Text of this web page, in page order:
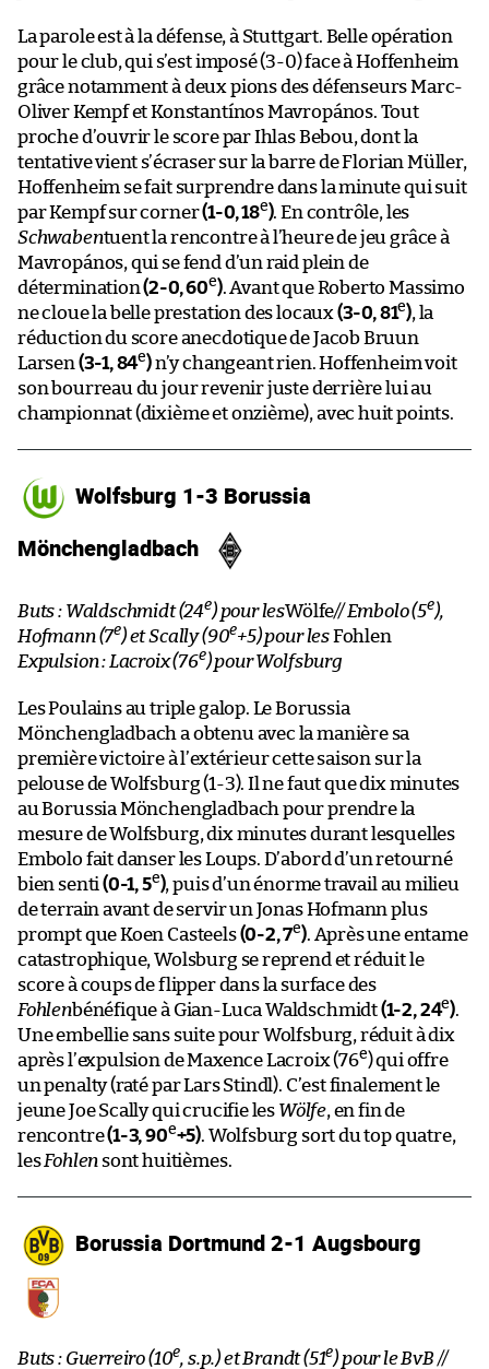
La parole est à la défense, à Stuttgart. Belle opération
pour le club, qui s’est imposé (3-0) face à Hoffenheim
grâce notamment à deux pions des défenseurs Marc-
Oliver Kempf et Konstantínos Mavropános. Tout
proche d’ouvrir le score par Ihlas Bebou, dont la
tentative vient s’écraser sur la barre de Florian Müller,
Hoffenheim se fait surprendre dans la minute qui suit
par Kempf sur corner(1-0, 18e). En contrôle, les
Schwabentuent la rencontre à l’heure de jeu grâce à
Mavropános, qui se fend d’un raid plein de
détermination(2-0, 60e). Avant que Roberto Massimo
ne cloue la belle prestation des locaux (3-0, 81e), la
réduction du score anecdotique de Jacob Bruun
Larsen (3-1, 84e)n’y changeant rien. Hoffenheim voit
son bourreau du jour revenir juste derrière lui au
championnat (dixième et onzième), avec huit points.
Wolfsburg 1-3 Borussia
Mönchengladbach
Buts : Waldschmidt (24e) pour lesWölfe// Embolo (5e),
Hofmann (7e) et Scally (90e+5) pour lesFohlen
Expulsion : Lacroix (76e) pour Wolfsburg
Les Poulains au triple galop. Le Borussia
Mönchengladbach a obtenu avec la manière sa
première victoire à l’extérieur cette saison sur la
pelouse de Wolfsburg (1-3). Il ne faut que dix minutes
au Borussia Mönchengladbach pour prendre la
mesure de Wolfsburg, dix minutes durant lesquelles
Embolo fait danser les Loups. D’abord d’un retourné
bien senti(0-1, 5e), puis d’un énorme travail au milieu
de terrain avant de servir un Jonas Hofmann plus
prompt que Koen Casteels(0-2, 7e). Après une entame
catastrophique, Wolsburg se reprend et réduit le
score à coups de flipper dans la surface des
Fohlenbénéfique à Gian-Luca Waldschmidt(1-2, 24e).
Une embellie sans suite pour Wolfsburg, réduit à dix
après l’expulsion de Maxence Lacroix (76e) qui offre
un penalty (raté par Lars Stindl). C’est finalement le
jeune Joe Scally qui crucifie les Wölfe, en fin de
rencontre(1-3, 90e+5). Wolfsburg sort du top quatre,
lesFohlen sont huitièmes.
Borussia Dortmund 2-1 Augsbourg
Buts : Guerreiro (10e, s.p.) et Brandt (51e) pour le BvB //